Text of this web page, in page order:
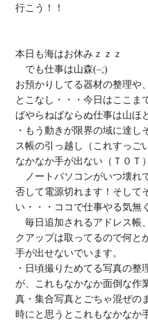
行こう！！
本日も海はお休みｚｚｚ
でも仕事は山森(–;)
お預かりしてる器材の整理や
とこなし・・・今日はここま
ばやらねばならぬ仕事は山ほ
・もう動きが限界の域に達
ス帳の引っ越し（これすっご
なかなか手が出ない（Ｔ０Ｔ）
ノートパソコンがいつ壊れ
否して電源切れます！そして
い・・・ココで仕事やる気無
毎日追加されるアドレス帳
クアップは取ってるので何と
手が出せないでいます。
・日頃撮りためてる写真の
が、これもなかなか面倒な作
真・集合写真とごちゃ混ぜの
時にと思うとこれもなかなか